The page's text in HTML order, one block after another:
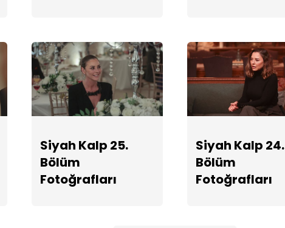
Siyah Kalp 25.
Bölüm
Fotoğrafları
Siyah Kalp 24.
Bölüm
Fotoğrafları